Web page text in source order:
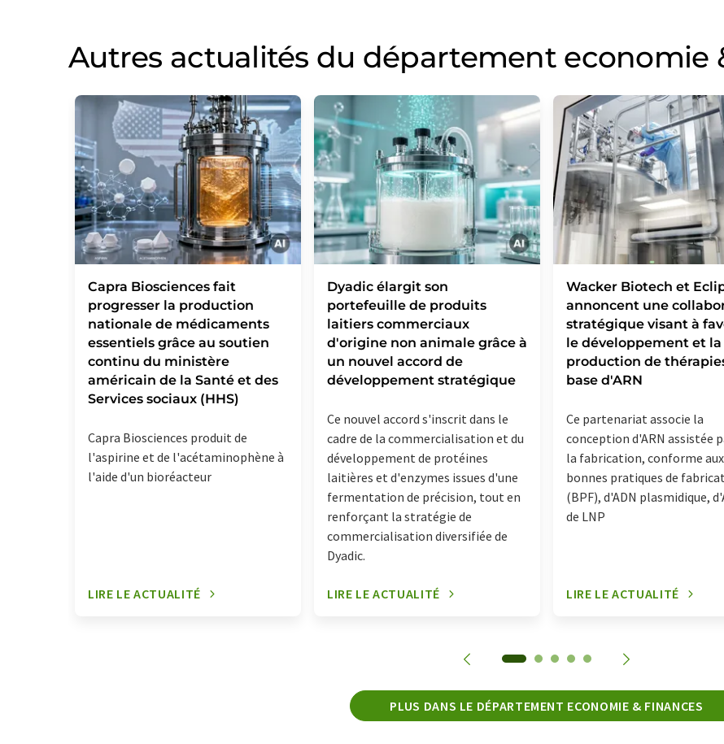
Autres actualités du département economie
Capra Biosciences fait
progresser la production
nationale de médicaments
essentiels grâce au soutien
continu du ministère
américain de la Santé et des
Services sociaux (HHS)
Capra Biosciences produit de
l'aspirine et de l'acétaminophène à
l'aide d'un bioréacteur
LIRE LE ACTUALITÉ
Dyadic élargit son
portefeuille de produits
laitiers commerciaux
d'origine non animale grâce à
un nouvel accord de
développement stratégique
Ce nouvel accord s'inscrit dans le
cadre de la commercialisation et du
développement de protéines
laitières et d'enzymes issues d'une
fermentation de précision, tout en
renforçant la stratégie de
commercialisation diversifiée de
Dyadic.
LIRE LE ACTUALITÉ
Wacker Biotech et
annoncent une
stratégique visant à
le développement et la
production de
base d'ARN
Ce partenariat associe la
conception d'ARN assistée
la fabrication, conforme aux
bonnes pratiques de
(BPF), d'ADN plasmidique,
de LNP
LIRE LE ACTUALITÉ
PLUS DANS LE DÉPARTEMENT ECONOMIE & FINANCES